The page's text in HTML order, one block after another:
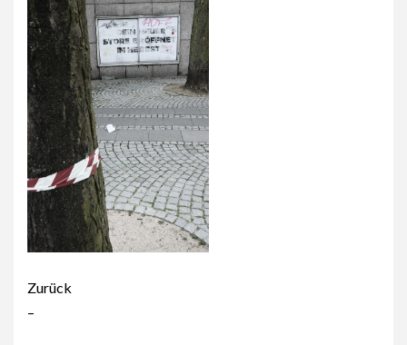
Beitragsnavigation
Zurück
–